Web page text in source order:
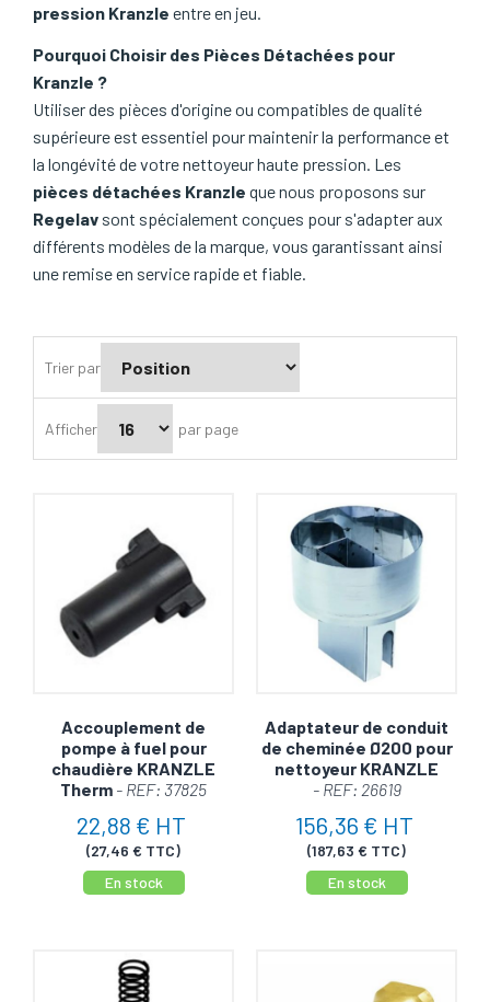
pression Kranzle entre en jeu.
Pourquoi Choisir des Pièces Détachées pour
Kranzle ?
Utiliser des pièces d'origine ou compatibles de qualité
supérieure est essentiel pour maintenir la performance et
la longévité de votre nettoyeur haute pression. Les
pièces détachées Kranzle que nous proposons sur
Regelav sont spécialement conçues pour s'adapter aux
différents modèles de la marque, vous garantissant ainsi
une remise en service rapide et fiable.
Trier par
Afficher par page
Accouplement de
pompe à fuel pour
chaudière KRANZLE
Therm - REF: 37825
22,88 € HT
(27,46 € TTC)
En stock
Adaptateur de conduit
de cheminée Ø200 pour
nettoyeur KRANZLE
- REF: 26619
156,36 € HT
(187,63 € TTC)
En stock